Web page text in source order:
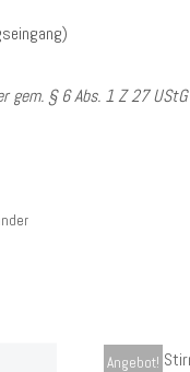
gem. § 6 Abs. 1 Z 27 UStG
Angebot!